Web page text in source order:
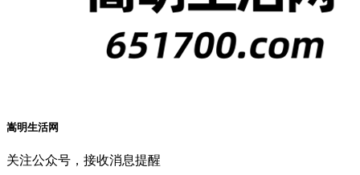
嵩明生活网
关注公众号，接收消息提醒